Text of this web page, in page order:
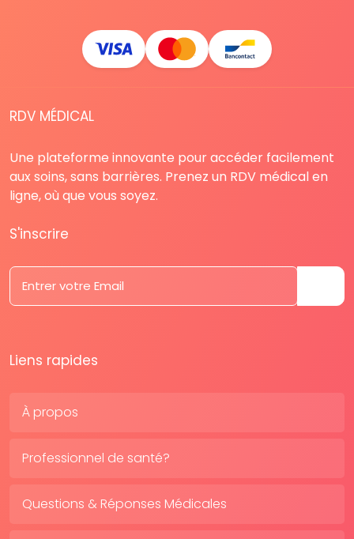
RDV MÉDICAL
Une plateforme innovante pour accéder facilement
aux soins, sans barrières. Prenez un RDV médical en
ligne, où que vous soyez.
S'inscrire
Liens rapides
À propos
Professionnel de santé?
Questions & Réponses Médicales